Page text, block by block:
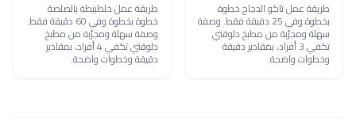
طريقة عمل تاكو الدجاج خطوة
بخطوة وفي 25 دقيقة فقط. وصفة
سهلة ومجرّبة من مطبخ دلوقتي
تكفي 3 أفراد، بمقادير دقيقة
وخطوات واضحة.
طريقة عمل خلطبيطة بالصلصة
خطوة بخطوة وفي 60 دقيقة فقط.
وصفة سهلة ومجرّبة من مطبخ
دلوقتي تكفي 4 أفراد، بمقادير
دقيقة وخطوات واضحة.